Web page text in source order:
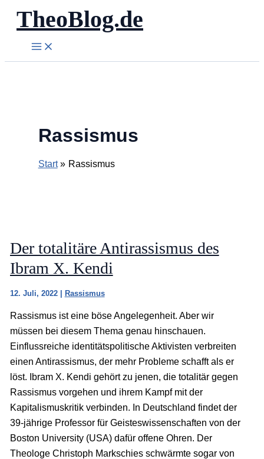
Zum
Inhalt
springen
TheoBlog.de
Rassismus
Start Rassismus
Der totalitäre Antirassismus des
Ibram X. Kendi
12. Juli, 2022 | Rassismus
Rassismus ist eine böse Angelegenheit. Aber wir
müssen bei diesem Thema genau hinschauen.
Einflussreiche identitätspolitische Aktivisten verbreiten
einen Antirassismus, der mehr Probleme schafft als er
löst. Ibram X. Kendi gehört zu jenen, die totalitär gegen
Rassismus vorgehen und ihrem Kampf mit der
Kapitalismuskritik verbinden. In Deutschland findet der
39-jährige Professor für Geisteswissenschaften von der
Boston University (USA) dafür offene Ohren. Der
Theologe Christoph Markschies schwärmte sogar von